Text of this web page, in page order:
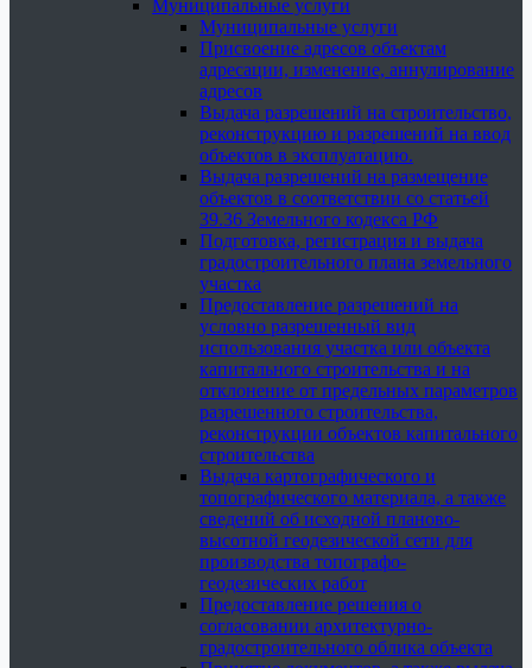
Муниципальные услуги
Муниципальные услуги
Присвоение адресов объектам
адресации, изменение, аннулирование
адресов
Выдача разрешений на строительство,
реконструкцию и разрешений на ввод
объектов в эксплуатацию.
Выдача разрешений на размещение
объектов в соответствии со статьей
39.36 Земельного кодекса РФ
Подготовка, регистрация и выдача
градостроительного плана земельного
участка
Предоставление разрешений на
условно разрешенный вид
использования участка или объекта
капитального строительства и на
отклонение от предельных параметров
разрешенного строительства,
реконструкции объектов капитального
строительства
Выдача картографического и
топографического материала, а также
сведений об исходной планово-
высотной геодезической сети для
производства топографо-
геодезических работ
Предоставление решения о
согласовании архитектурно-
градостроительного облика объекта